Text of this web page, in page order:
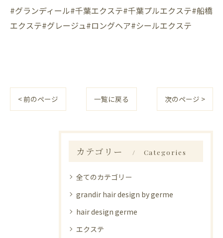
#グランディール#千葉エクステ#千葉プルエクステ#船橋
エクステ#グレージュ#ロングヘア#シールエクステ
< 前のページ 一覧に戻る 次のページ >
カテゴリー Categories
全てのカテゴリー
grandir hair design by germe
hair design germe
エクステ